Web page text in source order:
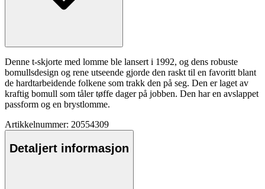
Denne t-skjorte med lomme ble lansert i 1992, og dens robuste
bomullsdesign og rene utseende gjorde den raskt til en favoritt blant
de hardtarbeidende folkene som trakk den på seg. Den er laget av
kraftig bomull som tåler tøffe dager på jobben. Den har en avslappet
passform og en brystlomme.
Artikkelnummer: 20554309
Detaljert informasjon